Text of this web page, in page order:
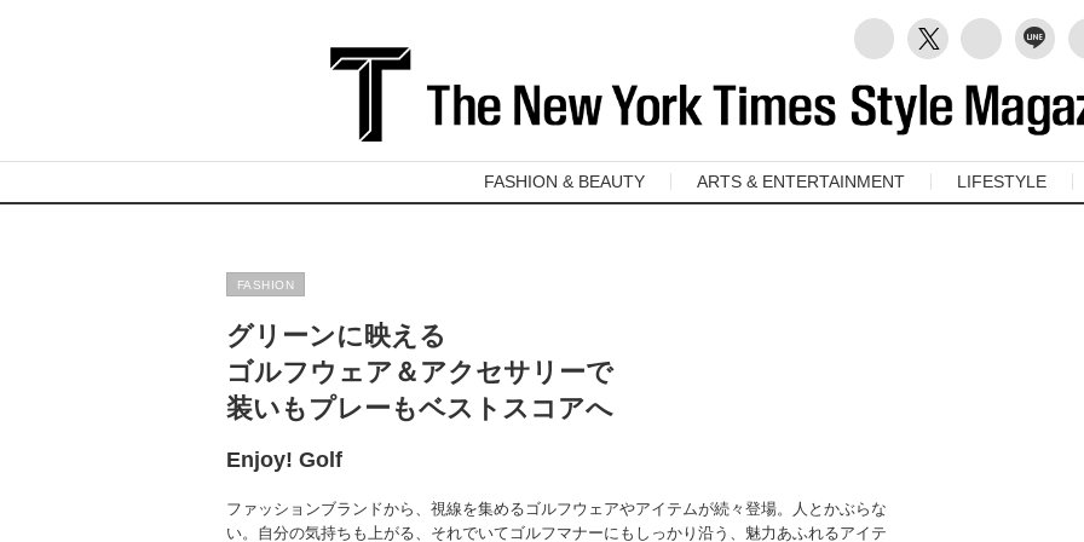
FASHION & BEAUTY ARTS & ENTERTAINMENT LIFESTYLE
FASHION
グリーンに映える
ゴルフウェア＆アクセサリーで
装いもプレーもベストスコアへ
Enjoy! Golf
ファッションブランドから、視線を集めるゴルフウェアやアイテムが続々登場。人とかぶらな
い。自分の気持ちも上がる、それでいてゴルフマナーにもしっかり沿う、魅力あふれるアイテ